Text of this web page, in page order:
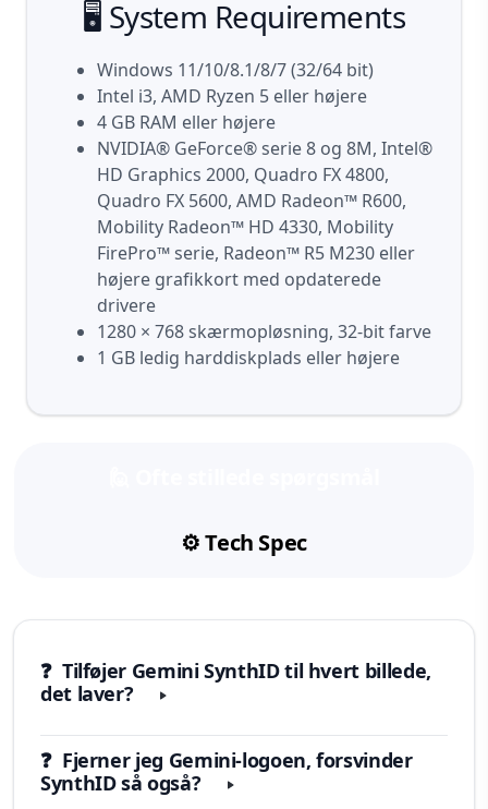
🖥️ System Requirements
Windows 11/10/8.1/8/7 (32/64 bit)
Intel i3, AMD Ryzen 5 eller højere
4 GB RAM eller højere
NVIDIA® GeForce® serie 8 og 8M, Intel®
HD Graphics 2000, Quadro FX 4800,
Quadro FX 5600, AMD Radeon™ R600,
Mobility Radeon™ HD 4330, Mobility
FirePro™ serie, Radeon™ R5 M230 eller
højere grafikkort med opdaterede
drivere
1280 × 768 skærmopløsning, 32-bit farve
1 GB ledig harddiskplads eller højere
⚙️ Tech Spec
❓ Tilføjer Gemini SynthID til hvert billede,
det laver?
❓ Fjerner jeg Gemini-logoen, forsvinder
SynthID så også?